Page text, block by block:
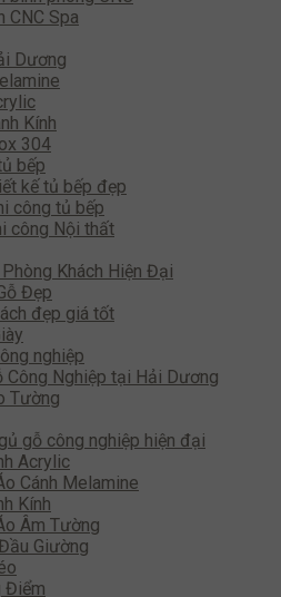
CNC Spa
Dương
Kính
304
bếp
kế tủ bếp đẹp
công tủ bếp
công Nội thất
Khách Hiện Đại
Đẹp
đẹp giá tốt
nghiệp
Công Nghiệp tại Hải Dương
Tường
gỗ công nghiệp hiện đại
Acrylic
Cánh Melamine
Kính
Âm Tường
Giường
Điểm